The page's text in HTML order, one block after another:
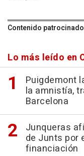
Contenido patrocinado
Lo más leído en
Puigdemont
la amnistía,
Barcelona
Junqueras
de Junts por
financiación